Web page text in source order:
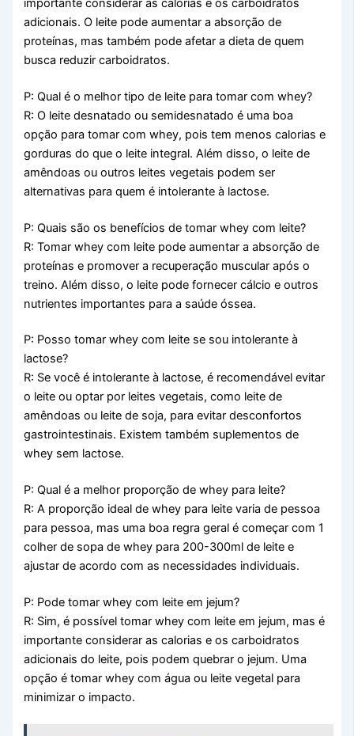
importante considerar as calorias e os carboidratos
adicionais. O leite pode aumentar a absorção de
proteínas, mas também pode afetar a dieta de quem
busca reduzir carboidratos.
P: Qual é o melhor tipo de leite para tomar com whey?
R: O leite desnatado ou semidesnatado é uma boa
opção para tomar com whey, pois tem menos calorias e
gorduras do que o leite integral. Além disso, o leite de
amêndoas ou outros leites vegetais podem ser
alternativas para quem é intolerante à lactose.
P: Quais são os benefícios de tomar whey com leite?
R: Tomar whey com leite pode aumentar a absorção de
proteínas e promover a recuperação muscular após o
treino. Além disso, o leite pode fornecer cálcio e outros
nutrientes importantes para a saúde óssea.
P: Posso tomar whey com leite se sou intolerante à
lactose?
R: Se você é intolerante à lactose, é recomendável evitar
o leite ou optar por leites vegetais, como leite de
amêndoas ou leite de soja, para evitar desconfortos
gastrointestinais. Existem também suplementos de
whey sem lactose.
P: Qual é a melhor proporção de whey para leite?
R: A proporção ideal de whey para leite varia de pessoa
para pessoa, mas uma boa regra geral é começar com 1
colher de sopa de whey para 200-300ml de leite e
ajustar de acordo com as necessidades individuais.
P: Pode tomar whey com leite em jejum?
R: Sim, é possível tomar whey com leite em jejum, mas é
importante considerar as calorias e os carboidratos
adicionais do leite, pois podem quebrar o jejum. Uma
opção é tomar whey com água ou leite vegetal para
minimizar o impacto.